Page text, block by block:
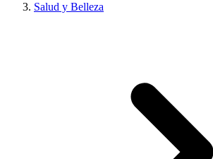
Salud y Belleza